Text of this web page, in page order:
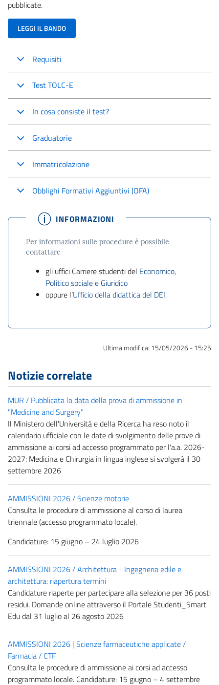
pubblicate.
LEGGI IL BANDO
Requisiti
Test TOLC-E
In cosa consiste il test?
Graduatorie
Immatricolazione
Obblighi Formativi Aggiuntivi (OFA)
INFORMAZIONI
Per informazioni sulle procedure è possibile
contattare
gli uffici Carriere studenti del Economico,
Politico sociale e Giuridico
oppure l’Ufficio della didattica del DEI.
Ultima modifica: 15/05/2026 - 15:25
Notizie correlate
MUR / Pubblicata la data della prova di ammissione in
"Medicine and Surgery"
Il Ministero dell'Università e della Ricerca ha reso noto il
calendario ufficiale con le date di svolgimento delle prove di
ammissione ai corsi ad accesso programmato per l'a.a. 2026-
2027: Medicina e Chirurgia in lingua inglese si svolgerà il 30
settembre 2026
AMMISSIONI 2026 / Scienze motorie
Consulta le procedure di ammissione al corso di laurea
triennale (accesso programmato locale).
Candidature: 15 giugno – 24 luglio 2026
AMMISSIONI 2026 / Architettura - Ingegneria edile e
architettura: riapertura termini
Candidature riaperte per partecipare alla selezione per 36 posti
residui. Domande online attraverso il Portale Studenti_Smart
Edu dal 31 luglio al 26 agosto 2026
AMMISSIONI 2026 | Scienze farmaceutiche applicate /
Farmacia / CTF
Consulta le procedure di ammissione ai corsi ad accesso
programmato locale. Candidature: 15 giugno – 4 settembre